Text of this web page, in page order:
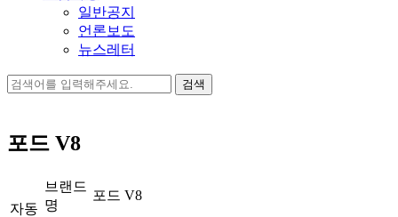
일반공지
언론보도
뉴스레터
검
포드 V8
자동
브랜드
명
포드 V8